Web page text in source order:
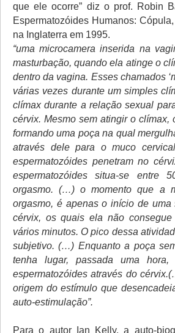
que ele ocorre” diz o prof. Robin
Espermatozóides Humanos:
na Inglaterra em 1995.
“uma microcamera inserida na
masturbação, quando ela atinge o
dentro da vagina. Esses chamados
várias vezes durante um simples
clímax durante a relação sexual
cérvix. Mesmo sem atingir o
formando uma poça na qual
através dele para o muco
espermatozóides penetram no
espermatozóides situa-se entre
orgasmo. (…) o momento que a
orgasmo, é apenas o início de
cérvix, os quais ela não
vários minutos. O pico dessa
subjetivo. (…) Enquanto a poça
tenha lugar, passada uma
espermatozóides através do
origem do estímulo que
auto-estimulação”.
Para o autor Ian Kelly, a auto-